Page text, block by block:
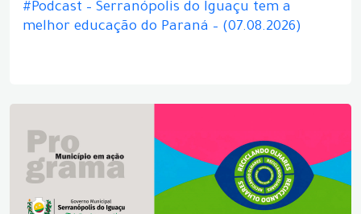
#Podcast – Serranópolis do Iguaçu tem a
melhor educação do Paraná – (07.08.2026)